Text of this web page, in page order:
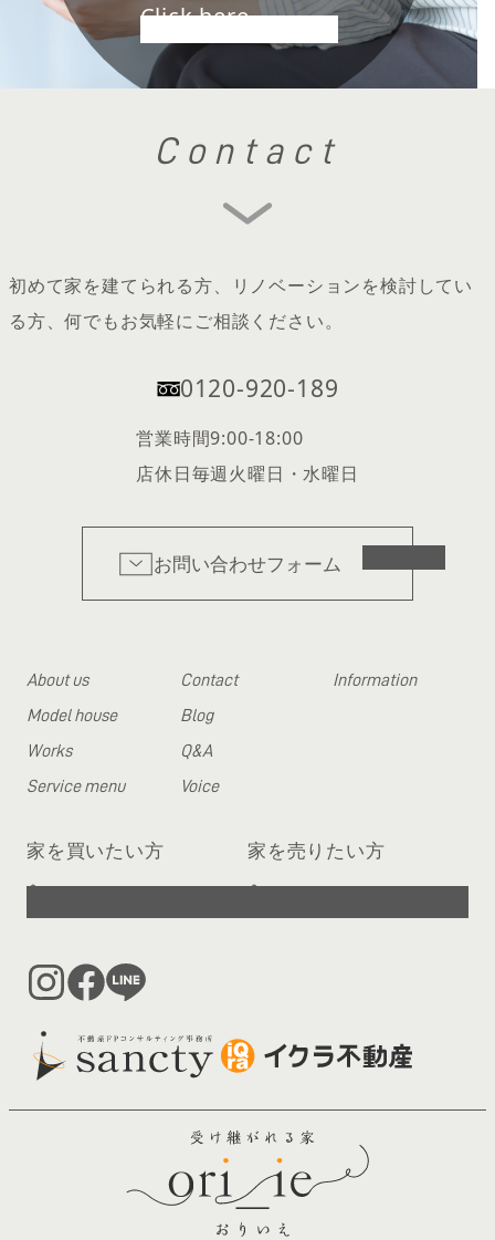
Click here
Contact
初めて家を建てられる方、リノベーションを検討してい
る方、何でもお気軽にご相談ください。
0120-920-189
営業時間9:00-18:00
店休日毎週火曜日・水曜日
お問い合わせフォーム
About us
Model house
Works
Service menu
Contact
Blog
Q&A
Voice
Information
家を買いたい方
へ
家を売りたい方
へ